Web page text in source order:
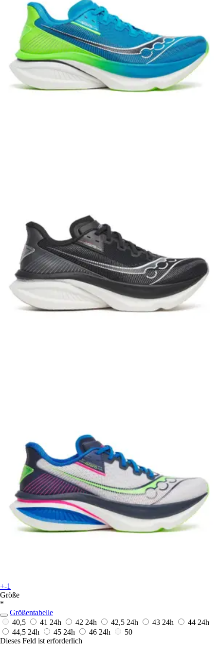
+-1
Größe
*
Größentabelle
40,5
41 24h 42 24h 42,5 24h 43 24h 44 24h
44,5 24h 45 24h 46 24h
50
Dieses Feld ist erforderlich